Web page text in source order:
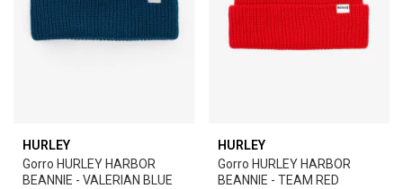
HURLEY
Gorro HURLEY HARBOR
BEANNIE - VALERIAN BLUE
HURLEY
Gorro HURLEY HARBOR
BEANNIE - TEAM RED